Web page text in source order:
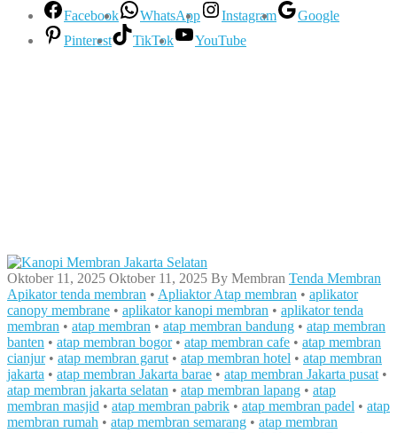
Facebook WhatsApp Instagram
Google
Pinterest
TikTok YouTube
Oktober 11, 2025 Oktober 11, 2025 By Membran Tenda Membran
Apikator tenda membran • Apliaktor Atap membran • aplikator
canopy membrane • aplikator kanopi membran • aplikator tenda
membran • atap membran • atap membran bandung • atap membran
banten • atap membran bogor• atap membran cafe • atap membran
cianjur• atap membran garut • atap membran hotel • atap membran
jakarta • atap membran Jakarta barae • atap membran Jakarta pusat •
atap membran jakarta selatan • atap membran lapang • atap
membran masjid • atap membran pabrik • atap membran padel • atap
membran rumah • atap membran semarang • atap membran